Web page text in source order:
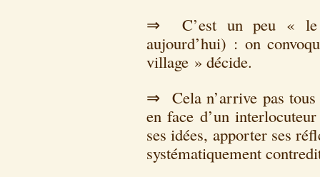
⇒ C’est un peu « le
aujourd’hui) : on
village » décide.
⇒ Cela n’arrive pas tous
en face d’un
ses idées, apporter ses
systématiquement